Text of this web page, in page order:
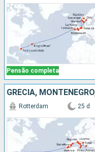
Pensão completa
Rotterdam 25 d